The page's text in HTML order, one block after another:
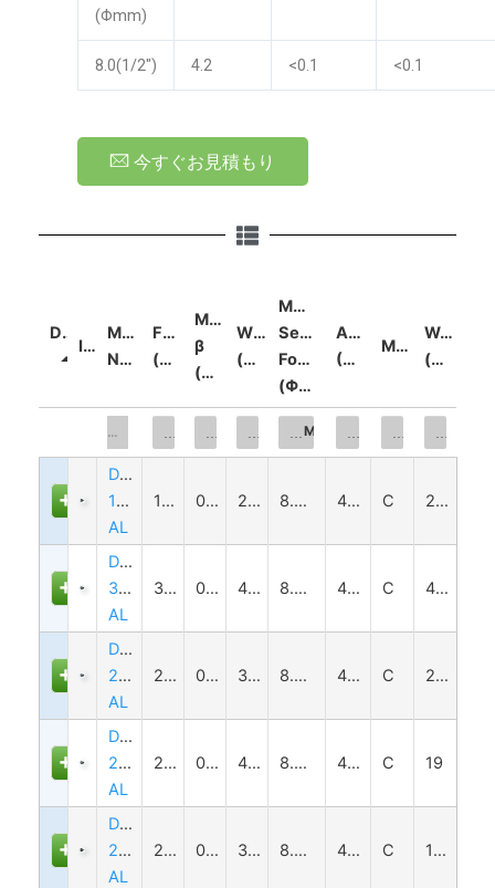
(Φmm)
8.0(1/2") 4.2 <0.1 <0.1
今すぐお見積もり
Details
Image
Model
NO.
FOV
(Φmm)
Mag.
β
(x)
WD
(mm)
Max.
Sensor
Format
(Φmm)
Aperture
(F/#)
Mount
Weight
(kg)
WD (mm)Max. Sensor Format (Φmm)
DTCM120-
110-
AL
110 0.073 263±4 8.0(1/2") 4.2 C 2.6
DTCM120-
300-
AL
300 0.027 465±6 8.0(1/2") 4.2 C 46.5
DTCM120-
258-
AL
258 0.031 338±5 8.0(1/2") 4.2 C 24.3
DTCM120-
240H-
AL
240 0.033 410±6 8.0(1/2") 4.2 C 19
DTCM120-
216-
AL
216 0.037 372±5 8.0(1/2") 4.2 C 13.7